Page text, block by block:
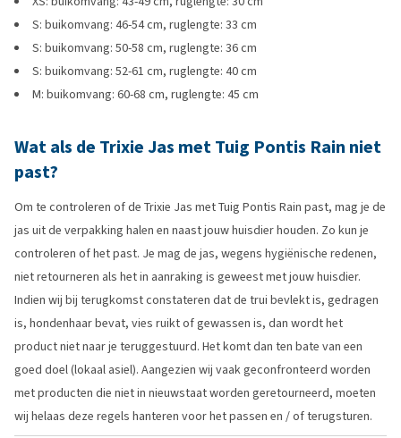
S: buikomvang: 46-54 cm, ruglengte: 33 cm
S: buikomvang: 50-58 cm, ruglengte: 36 cm
S: buikomvang: 52-61 cm, ruglengte: 40 cm
M: buikomvang: 60-68 cm, ruglengte: 45 cm
Wat als de Trixie Jas met Tuig Pontis Rain niet
past?
Om te controleren of de Trixie Jas met Tuig Pontis Rain past, mag je de
jas uit de verpakking halen en naast jouw huisdier houden. Zo kun je
controleren of het past. Je mag de jas, wegens hygiënische redenen,
niet retourneren als het in aanraking is geweest met jouw huisdier.
Indien wij bij terugkomst constateren dat de trui bevlekt is, gedragen
is, hondenhaar bevat, vies ruikt of gewassen is, dan wordt het
product niet naar je teruggestuurd. Het komt dan ten bate van een
goed doel (lokaal asiel). Aangezien wij vaak geconfronteerd worden
met producten die niet in nieuwstaat worden geretourneerd, moeten
wij helaas deze regels hanteren voor het passen en / of terugsturen.